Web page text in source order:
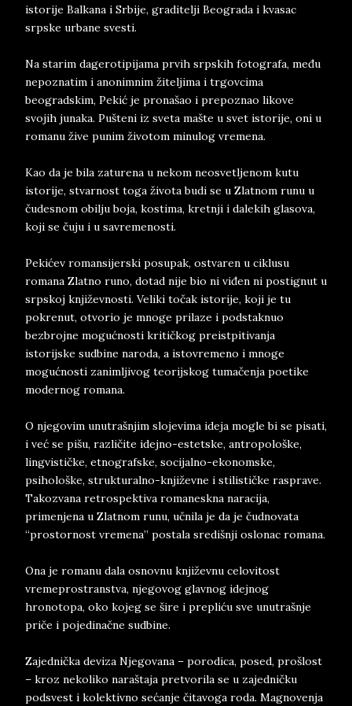
istorije Balkana i Srbije, graditelji Beograda i kvasac
srpske urbane svesti.
Na starim dagerotipijama prvih srpskih fotografa, među
nepoznatim i anonimnim žiteljima i trgovcima
beogradskim, Pekić je pronašao i prepoznao likove
svojih junaka. Pušteni iz sveta mašte u svet istorije, oni u
romanu žive punim životom minulog vremena.
Kao da je bila zaturena u nekom neosvetljenom kutu
istorije, stvarnost toga života budi se u Zlatnom runu u
čudesnom obilju boja, kostima, kretnji i dalekih glasova,
koji se čuju i u savremenosti.
Pekićev romansijerski posupak, ostvaren u ciklusu
romana Zlatno runo, dotad nije bio ni viđen ni postignut u
srpskoj književnosti. Veliki točak istorije, koji je tu
pokrenut, otvorio je mnoge prilaze i podstaknuo
bezbrojne mogućnosti kritičkog preistpitivanja
istorijske sudbine naroda, a istovremeno i mnoge
mogućnosti zanimljivog teorijskog tumačenja poetike
modernog romana.
O njegovim unutrašnjim slojevima ideja mogle bi se pisati,
i već se pišu, različite idejno-estetske, antropološke,
lingvističke, etnografske, socijalno-ekonomske,
psihološke, strukturalno-književne i stilističke rasprave.
Takozvana retrospektiva romaneskna naracija,
primenjena u Zlatnom runu, učnila je da je čudnovata
“prostornost vremena” postala središnji oslonac romana.
Ona je romanu dala osnovnu književnu celovitost
vremeprostranstva, njegovog glavnog idejnog
hronotopa, oko kojeg se šire i prepliću sve unutrašnje
priče i pojedinačne sudbine.
Zajednička deviza Njegovana – porodica, posed, prošlost
– kroz nekoliko naraštaja pretvorila se u zajedničku
podsvest i kolektivno sećanje čitavoga roda. Magnovenja